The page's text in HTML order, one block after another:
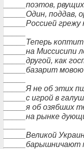
_____поэтов,
_____Один, поддав,
_____Россией грежу
_____Теперь
_____на Миссисипи
_____другой, как
_____базарит
_____Я не об этих
_____с игрой в
_____я об озябших
_____на рынке
_____Великой
_____барышничают